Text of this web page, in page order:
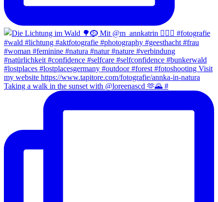
Taking a walk in the sunset with @loreenascd 🫶🌄 #